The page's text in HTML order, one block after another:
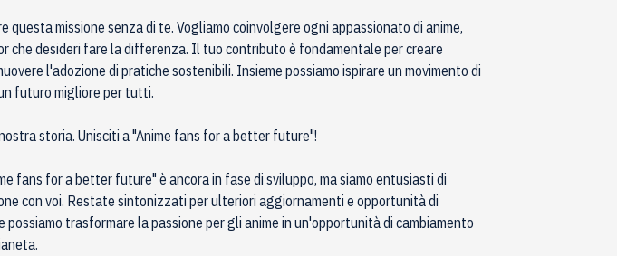
questa missione senza di te. Vogliamo coinvolgere ogni appassionato di anime,
che desideri fare la differenza. Il tuo contributo è fondamentale per creare
l'adozione di pratiche sostenibili. Insieme possiamo ispirare un movimento di
futuro migliore per tutti.
storia. Unisciti a "Anime fans for a better future"!
fans for a better future" è ancora in fase di sviluppo, ma siamo entusiasti di
con voi. Restate sintonizzati per ulteriori aggiornamenti e opportunità di
possiamo trasformare la passione per gli anime in un'opportunità di cambiamento